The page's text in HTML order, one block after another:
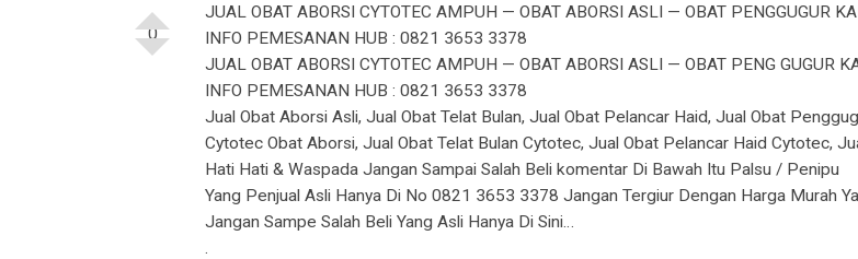
0
JUAL OBAT ABORSI CYTOTEC AMPUH — OBAT ABORSI ASLI — OBAT PENGGUGUR
INFO PEMESANAN HUB : 0821 3653 3378
JUAL OBAT ABORSI CYTOTEC AMPUH — OBAT ABORSI ASLI — OBAT PENG GUGUR
INFO PEMESANAN HUB : 0821 3653 3378
Jual Obat Aborsi Asli, Jual Obat Telat Bulan, Jual Obat Pelancar Haid, Jual Obat
Cytotec Obat Aborsi, Jual Obat Telat Bulan Cytotec, Jual Obat Pelancar Haid Cytotec,
Hati Hati & Waspada Jangan Sampai Salah Beli komentar Di Bawah Itu Palsu / Penipu
Yang Penjual Asli Hanya Di No 0821 3653 3378 Jangan Tergiur Dengan Harga Murah
Jangan Sampe Salah Beli Yang Asli Hanya Di Sini…